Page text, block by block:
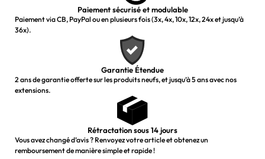
Paiement sécurisé et modulable
Paiement via CB, PayPal ou en plusieurs fois (3x, 4x, 10x, 12x, 24x et jusqu’à
36x).
Garantie Étendue
2 ans de garantie offerte sur les produits neufs, et jusqu’à 5 ans avec nos
extensions.
Rétractation sous 14 jours
Vous avez changé d’avis ? Renvoyez votre article et obtenez un
remboursement de manière simple et rapide !